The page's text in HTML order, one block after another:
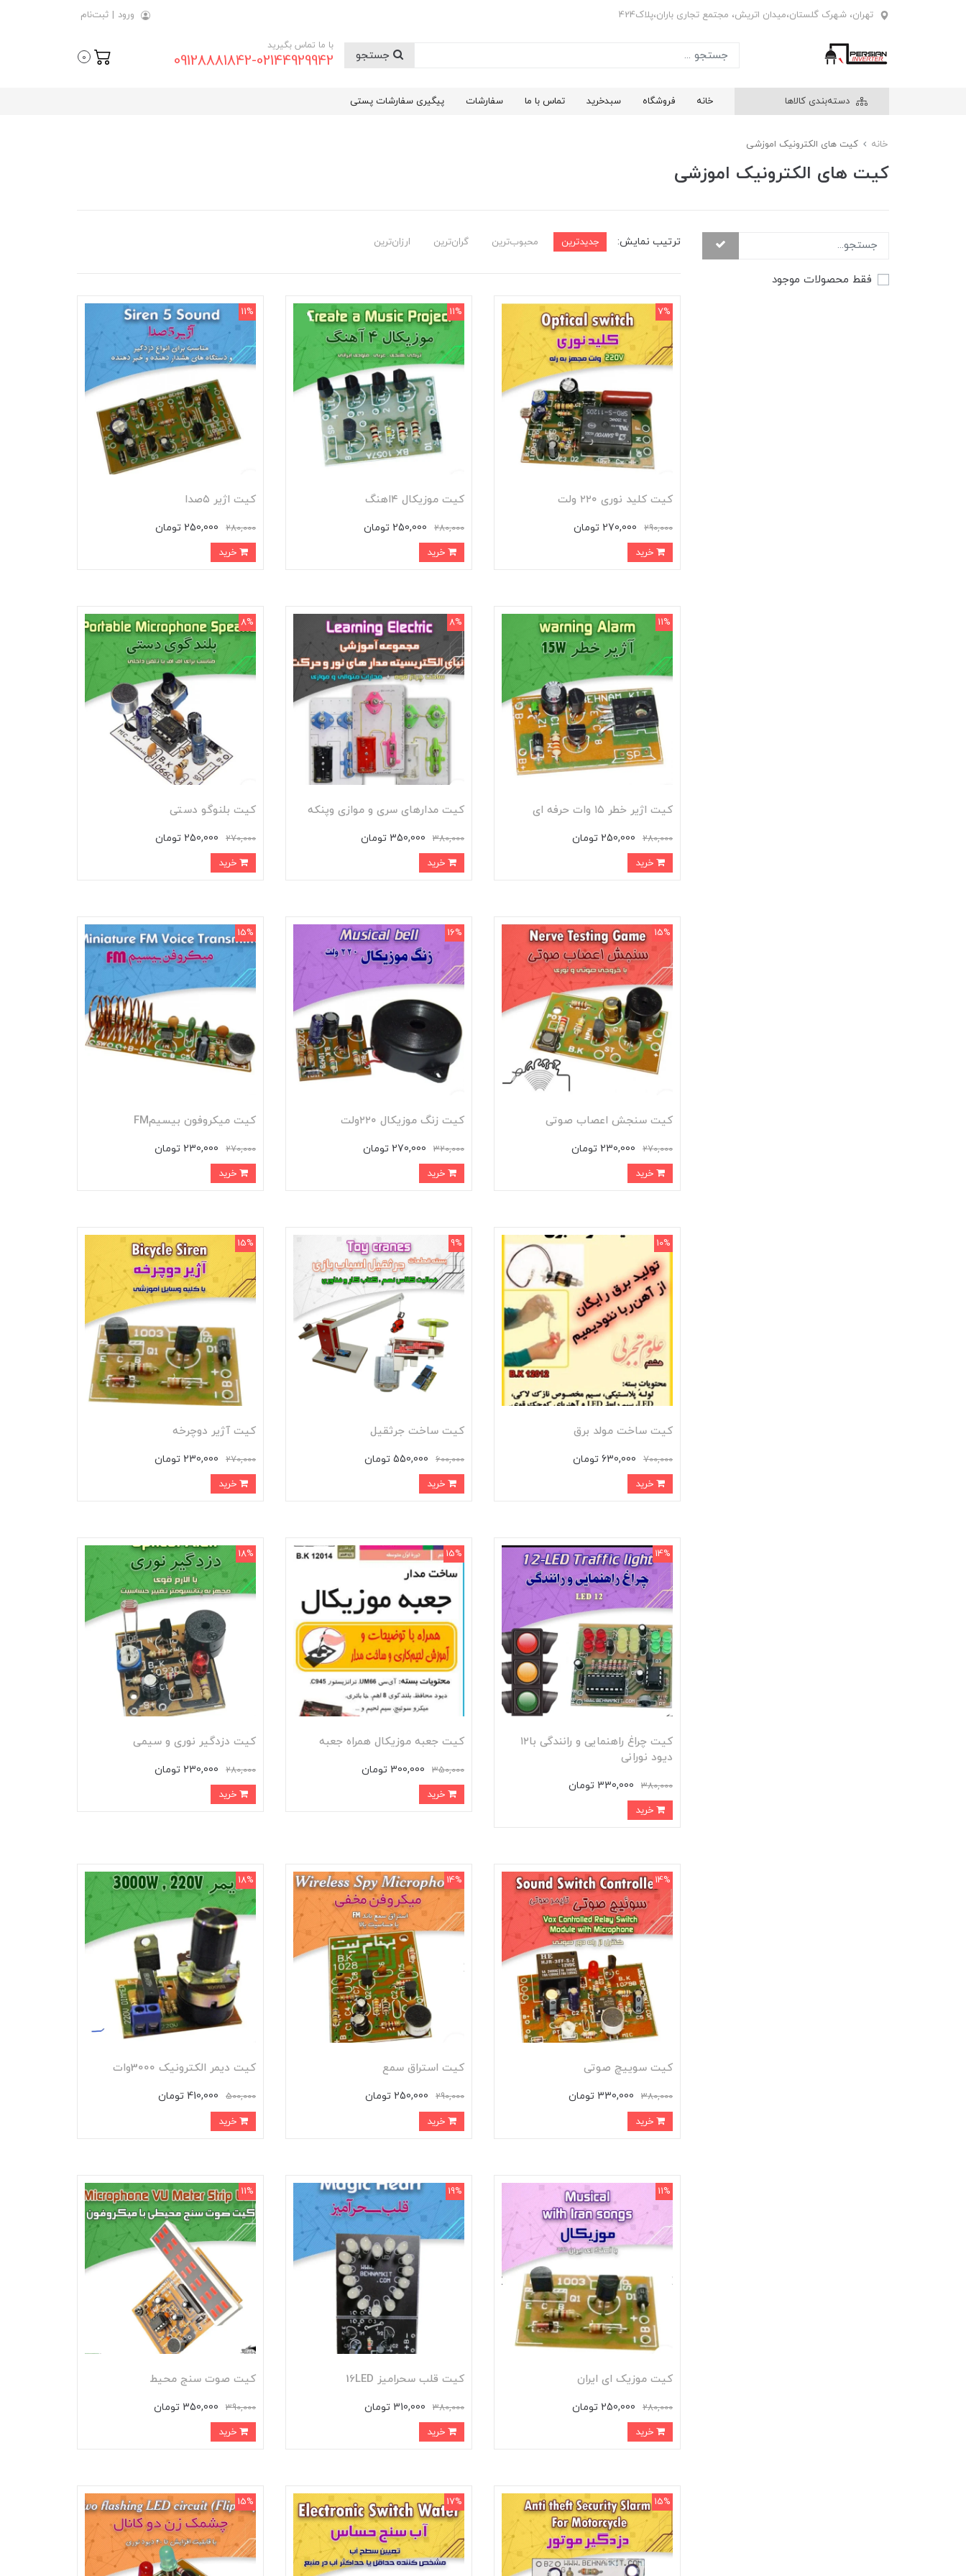
تهران، شهرک گلستان،میدان اتریش، مجتمع تجاری باران،پلاک424 ورود | ثبت‌نام
با ما تماس بگیرید
09128881842-02144929942
0
دسته‌بندی کالاها خانه فروشگاه سبدخرید تماس با ما سفارشات پیگیری سفارشات پستی
خانه کیت های الکترونیک اموزشی
کیت های الکترونیک اموزشی
فقط محصولات موجود
ترتیب نمایش: جدیدترین محبوب‌ترین گران‌ترین ارزان‌ترین
کیت کلید نوری ۲۲۰ ولت
290,000 270,000 تومان
7%
کیت موزیکال ۴اهنگ
280,000 250,000 تومان
11%
خرید
کیت اژیر ۵صدا
280,000 250,000 تومان
11%
خرید
کیت اژیر خطر ۱۵ وات حرفه ای
280,000 250,000 تومان
11%
کیت مدارهای سری و موازی وپنکه
380,000 350,000 تومان
8%
خرید
کیت بلنوگو دستی
270,000 250,000 تومان
8%
خرید
کیت سنجش اعصاب صوتی
270,000 230,000 تومان
15%
کیت زنگ موزیکال ۲۲۰ولت
320,000 270,000 تومان
16%
خرید
کیت میکروفون بیسیمFM
270,000 230,000 تومان
15%
خرید
کیت ساخت مولد برق
700,000 630,000 تومان
10%
کیت ساخت جرثقیل
600,000 550,000 تومان
9%
خرید
کیت آژیر دوچرخه
270,000 230,000 تومان
15%
خرید
کیت چراغ راهنمایی و رانندگی با۱۲
دیود نورانی
380,000 330,000 تومان
14%
کیت جعبه موزیکال همراه جعبه
350,000 300,000 تومان
15%
خرید
کیت دزدگیر نوری و سیمی
280,000 230,000 تومان
18%
خرید
کیت سوییچ صوتی
380,000 330,000 تومان
14%
کیت استراق سمع
290,000 250,000 تومان
14%
خرید
کیت دیمر الکترونیک 3000وات
500,000 410,000 تومان
18%
خرید
کیت موزیک ای ایران
280,000 250,000 تومان
11%
کیت قلب سحرامیز 16LED
380,000 310,000 تومان
19%
خرید
کیت صوت سنج محیط
390,000 350,000 تومان
11%
خرید
15%
17%
15%